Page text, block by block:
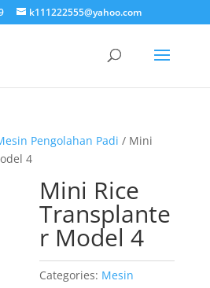
k111222555@yahoo.com
Pengolahan Padi / Mini
4
Mini Rice
Transplante
r Model 4
Categories: Mesin